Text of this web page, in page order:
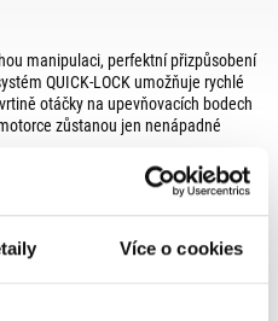
Více o cookies
manipulaci, perfektní přizpůsobení
QUICK-LOCK umožňuje rychlé
otáčky na upevňovacích bodech
zůstanou jen nenápadné